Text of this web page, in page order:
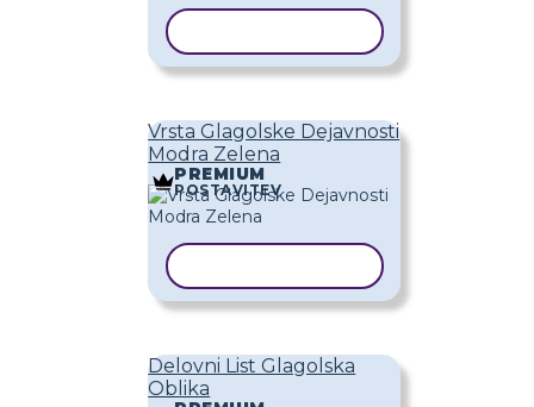
Vrsta Glagolske Dejavnosti
Modra Zelena
PREMIUM
POSTAVITEV
Delovni List Glagolska
Oblika